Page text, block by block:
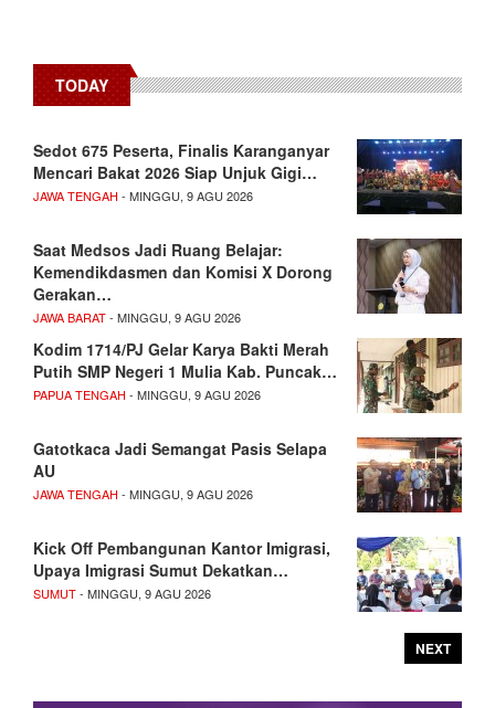
TODAY
Sedot 675 Peserta, Finalis Karanganyar
Mencari Bakat 2026 Siap Unjuk Gigi…
JAWA TENGAH - MINGGU, 9 AGU 2026
Saat Medsos Jadi Ruang Belajar:
Kemendikdasmen dan Komisi X Dorong
Gerakan…
JAWA BARAT- MINGGU, 9 AGU 2026
Kodim 1714/PJ Gelar Karya Bakti Merah
Putih SMP Negeri 1 Mulia Kab. Puncak…
PAPUA TENGAH - MINGGU, 9 AGU 2026
Gatotkaca Jadi Semangat Pasis Selapa
AU
JAWA TENGAH - MINGGU, 9 AGU 2026
Kick Off Pembangunan Kantor Imigrasi,
Upaya Imigrasi Sumut Dekatkan…
SUMUT- MINGGU, 9 AGU 2026
NEXT